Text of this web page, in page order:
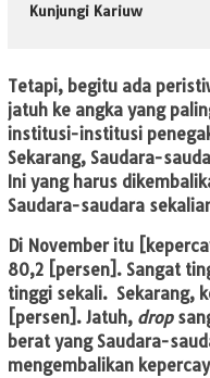
Kunjungi Kariuw
Tetapi, begitu ada
jatuh ke angka yang
institusi-institusi
Sekarang, Saudara-
Ini yang harus
Saudara-saudara
Di November itu
80,2 [persen]. Sangat
tinggi sekali. Sekarang,
[persen]. Jatuh, drop
berat yang Saudara-
mengembalikan